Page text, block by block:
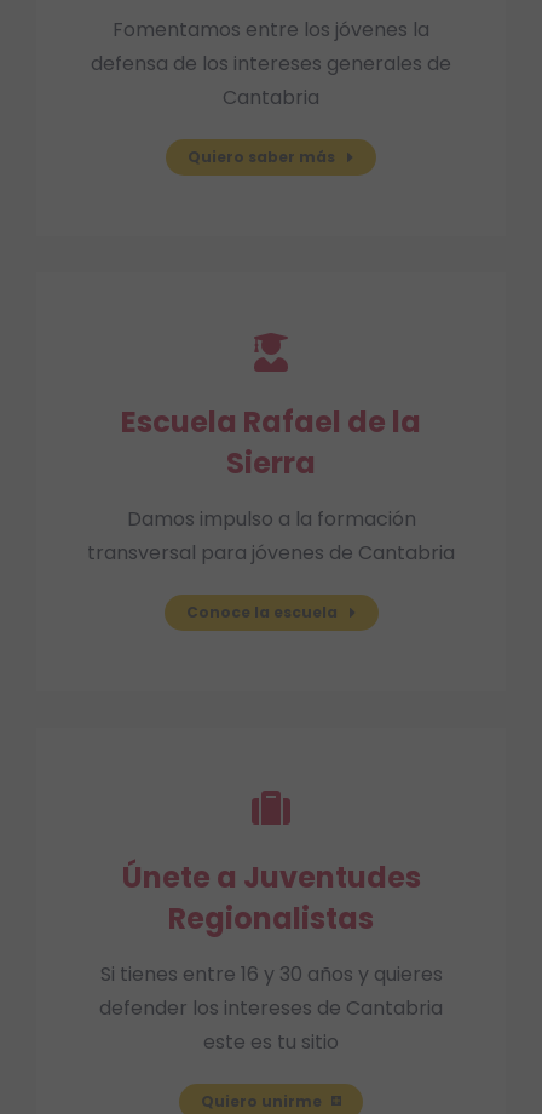
Fomentamos entre los jóvenes la
defensa de los intereses generales de
Cantabria
Quiero saber más
Escuela Rafael de la
Sierra
Damos impulso a la formación
transversal para jóvenes de Cantabria
Conoce la escuela
Únete a Juventudes
Regionalistas
Si tienes entre 16 y 30 años y quieres
defender los intereses de Cantabria
este es tu sitio
Quiero unirme